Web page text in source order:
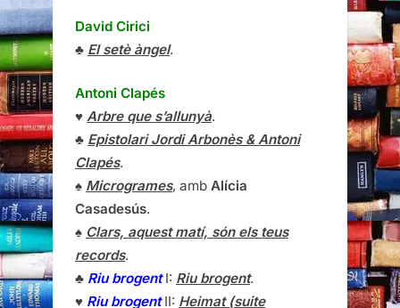
David Cirici
♣ El setè àngel.
Antoni Clapés
♥ Arbre que s’allunyà.
♣ Epistolari Jordi Arbonès & Antoni
Clapés.
♠ Microgrames, amb Alícia
Casadesús.
♠ Clars, aquest matí, són els teus
records.
♣ Riu brogentI: Riu brogent.
♥ Riu brogentII: Heimat (suite